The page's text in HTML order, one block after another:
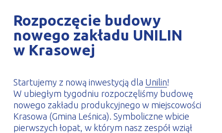
Rozpoczęcie budowy
nowego zakładu UNILIN
w Krasowej
Startujemy z nową inwestycją dla Unilin!
W ubiegłym tygodniu rozpoczęliśmy budowę
nowego zakładu produkcyjnego w miejscowości
Krasowa (Gmina Leśnica). Symboliczne wbicie
pierwszych łopat, w którym nasz zespół wziął